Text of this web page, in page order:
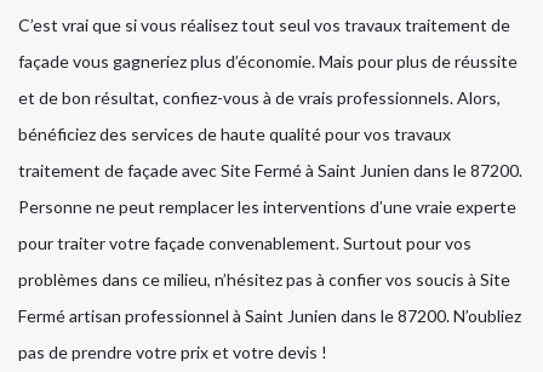
C’est vrai que si vous réalisez tout seul vos travaux traitement de
façade vous gagneriez plus d’économie. Mais pour plus de réussite
et de bon résultat, confiez-vous à de vrais professionnels. Alors,
bénéficiez des services de haute qualité pour vos travaux
traitement de façade avec Site Fermé à Saint Junien dans le 87200.
Personne ne peut remplacer les interventions d’une vraie experte
pour traiter votre façade convenablement. Surtout pour vos
problèmes dans ce milieu, n’hésitez pas à confier vos soucis à Site
Fermé artisan professionnel à Saint Junien dans le 87200. N’oubliez
pas de prendre votre prix et votre devis !